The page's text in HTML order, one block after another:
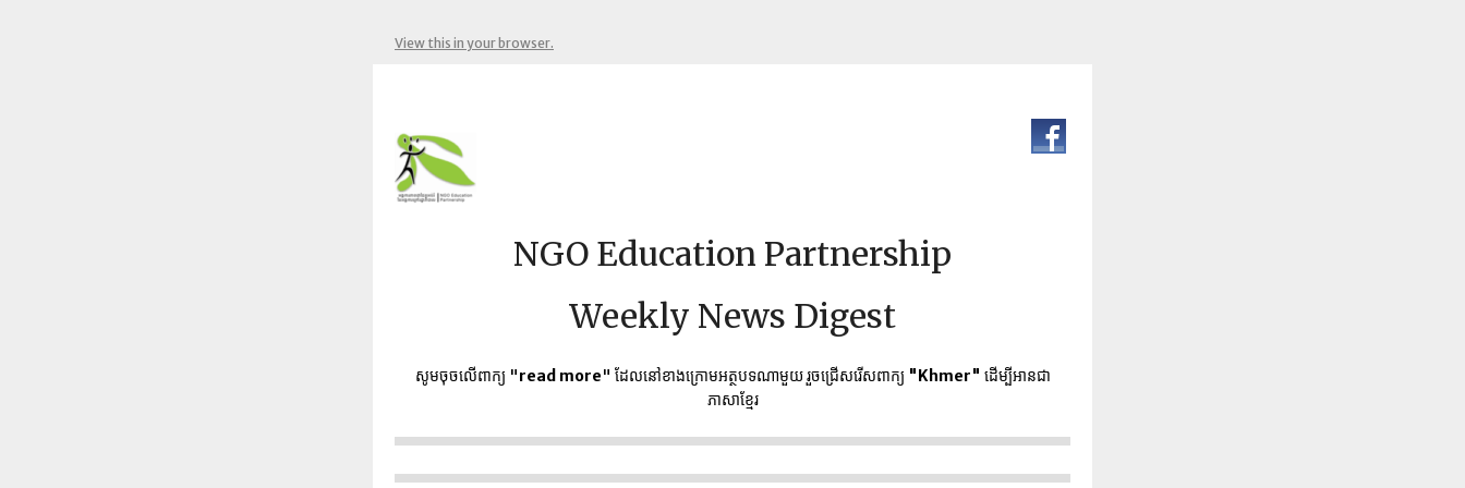
View this in your browser.
NGO Education Partnership
Weekly News Digest
សូមចុចលើពាក្យ "read more" ដែលនៅខាងក្រោមអត្ថបទណាមួយ​ រួចជ្រើសរើសពាក្យ "Khmer" ដើម្បីអានជា
ភាសាខ្មែរ